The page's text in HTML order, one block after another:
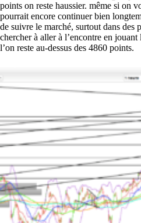
points on reste haussier. même si on
pourrait encore continuer bien
de suivre le marché, surtout dans des
chercher à aller à l’encontre en
l’on reste au-dessus des 4860 points.